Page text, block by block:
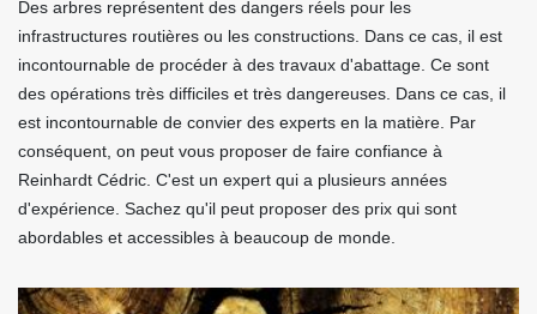
Des arbres représentent des dangers réels pour les
infrastructures routières ou les constructions. Dans ce cas, il est
incontournable de procéder à des travaux d'abattage. Ce sont
des opérations très difficiles et très dangereuses. Dans ce cas, il
est incontournable de convier des experts en la matière. Par
conséquent, on peut vous proposer de faire confiance à
Reinhardt Cédric. C'est un expert qui a plusieurs années
d'expérience. Sachez qu'il peut proposer des prix qui sont
abordables et accessibles à beaucoup de monde.